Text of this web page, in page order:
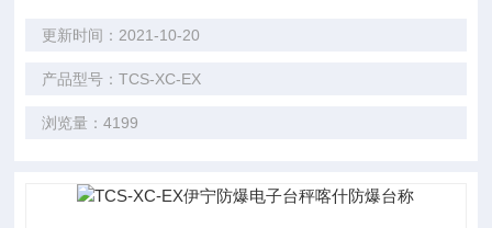
更新时间：2021-10-20
产品型号：TCS-XC-EX
浏览量：4199